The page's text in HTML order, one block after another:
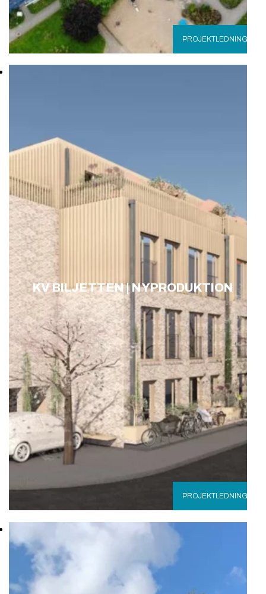
PROJEKTLEDNING
PROJEKTLEDNING
KV BILJETTEN | NYPRODUKTION